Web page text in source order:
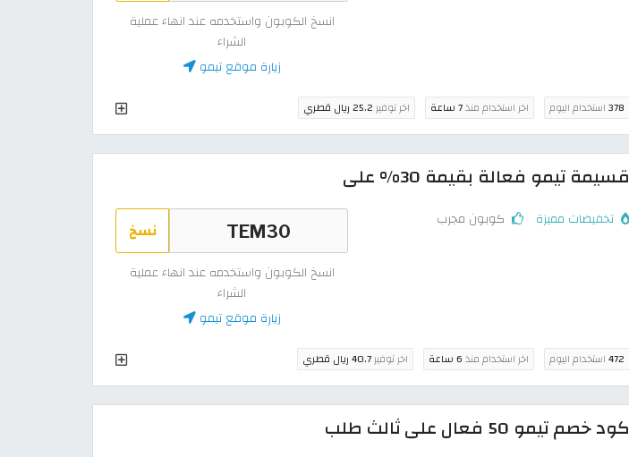
انسخ الكوبون واستخدمه عند انهاء عملية
الشراء
زيارة موقع تيمو
378استخدام اليوم اخر استخدام منذ7 ساعة اخر توفير25.2 ريال قطري
قسيمة تيمو فعالة بقيمة 30% على
تخفيضات مميزة كوبون مجرب نسخ
انسخ الكوبون واستخدمه عند انهاء عملية
الشراء
زيارة موقع تيمو
472استخدام اليوم اخر استخدام منذ6 ساعة اخر توفير40.7 ريال قطري
كود خصم تيمو 50 فعال على ثالث طلب